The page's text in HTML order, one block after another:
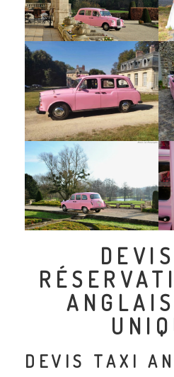
DEVIS TAXI